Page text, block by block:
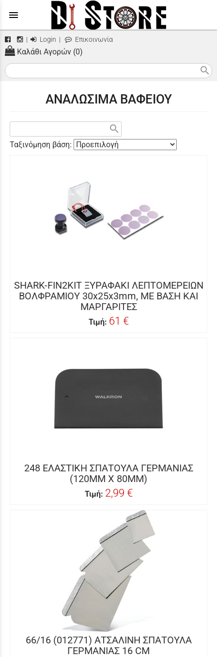
menu
| Login | Επικοινωνία
Καλάθι Αγορών (0)
search
ΑΝΑΛΩΣΙΜΑ ΒΑΦΕΙΟΥ
search
Ταξινόμηση βάση:
SHARK-FIN2KIT ΞΥΡΑΦΑΚΙ ΛΕΠΤΟΜΕΡΕΙΩΝ
ΒΟΛΦΡΑΜΙΟΥ 30x25x3mm, ΜΕ ΒΑΣΗ ΚΑΙ
ΜΑΡΓΑΡΙΤΕΣ
Τιμή: 61 €
248 ΕΛΑΣΤΙΚΗ ΣΠΑΤΟΥΛΑ ΓΕΡΜΑΝΙΑΣ
(120MM X 80MM)
Τιμή: 2,99 €
66/16 (012771) ΑΤΣΑΛΙΝΗ ΣΠΑΤΟΥΛΑ
ΓΕΡΜΑΝΙΑΣ 16 CM